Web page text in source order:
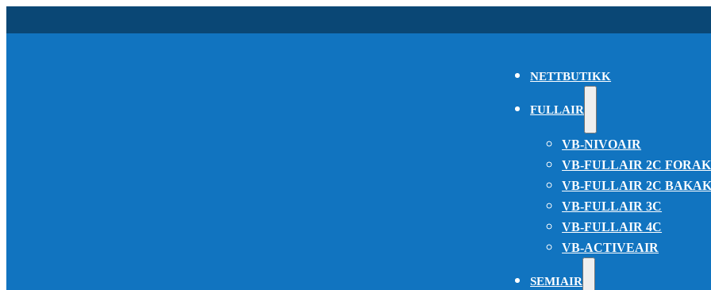
NETTBUTIKK
FULLAIR
VB-NIVOAIR
VB-FULLAIR 2C
VB-FULLAIR 2C
VB-FULLAIR 3C
VB-FULLAIR 4C
VB-ACTIVEAIR
SEMIAIR